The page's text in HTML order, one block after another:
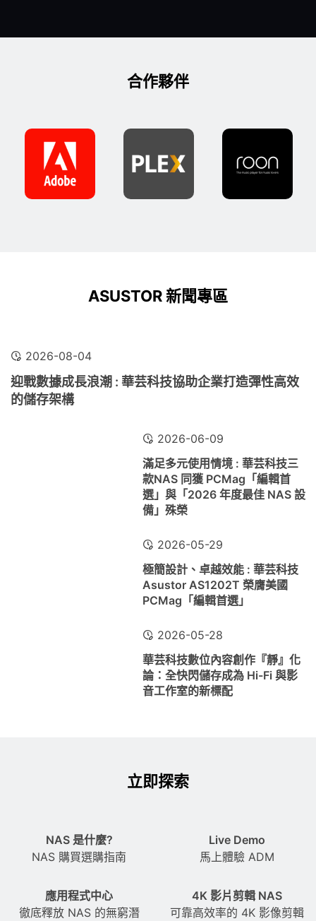
合作夥伴
ASUSTOR 新聞專區
2026-08-04
迎戰數據成長浪潮 : 華芸科技協助企業打造彈性高效
的儲存架構
2026-06-09
滿足多元使用情境 : 華芸科技三
款NAS 同獲 PCMag「編輯首
選」與「2026 年度最佳 NAS 設
備」殊榮
2026-05-29
極簡設計、卓越效能 : 華芸科技
Asustor AS1202T 榮膺美國
PCMag「編輯首選」
2026-05-28
華芸科技數位內容創作『靜』化
論：全快閃儲存成為 Hi-Fi 與影
音工作室的新標配
立即探索
NAS 是什麼?
NAS 購買選購指南
Live Demo
馬上體驗 ADM
應用程式中心
徹底釋放 NAS 的無窮潛
4K 影片剪輯 NAS
可靠高效率的 4K 影像剪輯